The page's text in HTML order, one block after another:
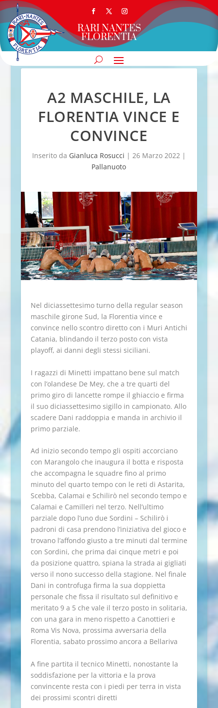
RARI NANTES
FLORENTIA
A2 MASCHILE, LA
FLORENTIA VINCE E
CONVINCE
Inserito da Gianluca Rosucci | 26 Marzo 2022|
Pallanuoto
Nel diciassettesimo turno della regular season
maschile girone Sud, la Florentia vince e
convince nello scontro diretto con i Muri Antichi
Catania, blindando il terzo posto con vista
playoff, ai danni degli stessi siciliani.
I ragazzi di Minetti impattano bene sul match
con l’olandese De Mey, che a tre quarti del
primo giro di lancette rompe il ghiaccio e firma
il suo diciassettesimo sigillo in campionato. Allo
scadere Dani raddoppia e manda in archivio il
primo parziale.
Ad inizio secondo tempo gli ospiti accorciano
con Marangolo che inaugura il botta e risposta
che accompagna le squadre fino al primo
minuto del quarto tempo con le reti di Astarita,
Scebba, Calamai e Schilirò nel secondo tempo e
Calamai e Camilleri nel terzo. Nell’ultimo
parziale dopo l’uno due Sordini – Schilirò i
padroni di casa prendono l’iniziativa del gioco e
trovano l’affondo giusto a tre minuti dal termine
con Sordini, che prima dai cinque metri e poi
da posizione quattro, spiana la strada ai gigliati
verso il nono successo della stagione. Nel finale
Dani in controfuga firma la sua doppietta
personale che fissa il risultato sul definitivo e
meritato 9 a 5 che vale il terzo posto in solitaria,
con una gara in meno rispetto a Canottieri e
Roma Vis Nova, prossima avversaria della
Florentia, sabato prossimo ancora a Bellariva
A fine partita il tecnico Minetti, nonostante la
soddisfazione per la vittoria e la prova
convincente resta con i piedi per terra in vista
dei prossimi scontri diretti